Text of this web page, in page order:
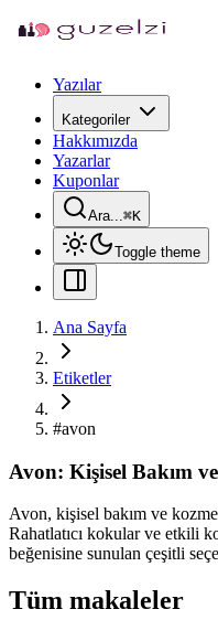
Yazılar
Kategoriler
Hakkımızda
Yazarlar
Kuponlar
Ara...⌘K
Toggle theme
Ana Sayfa
Etiketler
#avon
Avon: Kişisel Bakım
Avon, kişisel bakım ve
Rahatlatıcı kokular ve etkili
beğenisine sunulan çeşitli
Tüm makaleler